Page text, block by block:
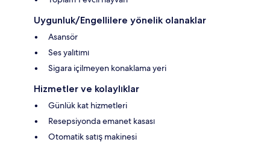
Uygunluk/Engellilere yönelik olanaklar
Asansör
Ses yalıtımı
Sigara içilmeyen konaklama yeri
Hizmetler ve kolaylıklar
Günlük kat hizmetleri
Resepsiyonda emanet kasası
Otomatik satış makinesi